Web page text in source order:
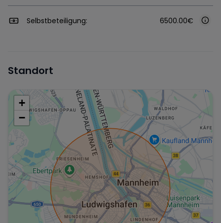
Selbstbeteiligung: 6500.00€
Standort
+
−